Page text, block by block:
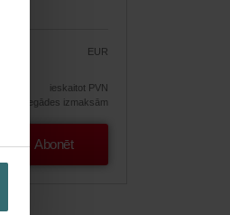
EUR
ieskaitot PVN
bez piegādes izmaksām
Abonēt